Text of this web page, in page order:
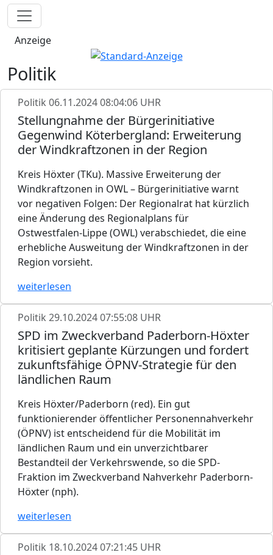
Anzeige
Politik
Politik 06.11.2024 08:04:06 UHR
Stellungnahme der Bürgerinitiative
Gegenwind Köterbergland: Erweiterung
der Windkraftzonen in der Region
Kreis Höxter (TKu). Massive Erweiterung der
Windkraftzonen in OWL – Bürgerinitiative warnt
vor negativen Folgen: Der Regionalrat hat kürzlich
eine Änderung des Regionalplans für
Ostwestfalen-Lippe (OWL) verabschiedet, die eine
erhebliche Ausweitung der Windkraftzonen in der
Region vorsieht.
weiterlesen
Politik 29.10.2024 07:55:08 UHR
SPD im Zweckverband Paderborn-Höxter
kritisiert geplante Kürzungen und fordert
zukunftsfähige ÖPNV-Strategie für den
ländlichen Raum
Kreis Höxter/Paderborn (red). Ein gut
funktionierender öffentlicher Personennahverkehr
(ÖPNV) ist entscheidend für die Mobilität im
ländlichen Raum und ein unverzichtbarer
Bestandteil der Verkehrswende, so die SPD-
Fraktion im Zweckverband Nahverkehr Paderborn-
Höxter (nph).
weiterlesen
Politik 18.10.2024 07:21:45 UHR